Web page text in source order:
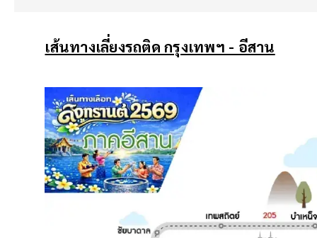
เส้นทางเลี่ยงรถติด กรุงเทพฯ - อีสาน